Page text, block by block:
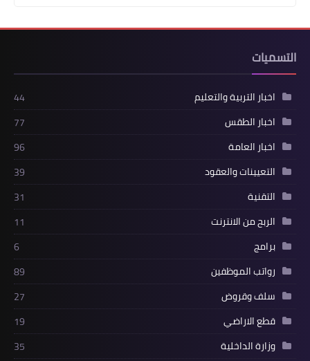
التسميات
اخبار التربية والتعليم
44
اخبار الطقس
77
اخبار العامة
96
التعيينات والعقود
39
التقنية
31
الربح من الانترنت
11
برامج
6
رواتب الموظفين
89
سلف وقروض
27
قطع الاراضي
19
وزارة الداخلية
35